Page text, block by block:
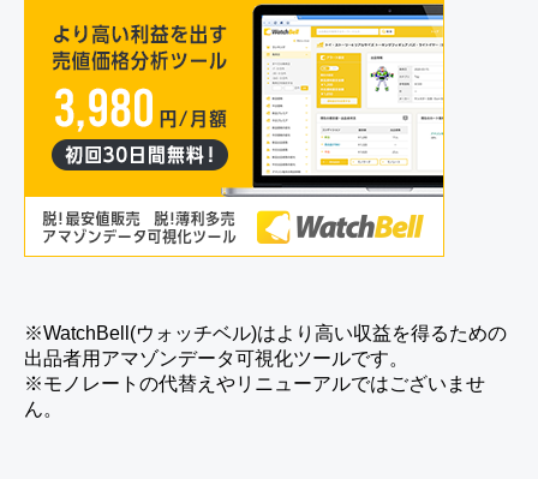
※WatchBell(ウォッチベル)はより高い収益を得るための
出品者用アマゾンデータ可視化ツールです。
※モノレートの代替えやリニューアルではございませ
ん。